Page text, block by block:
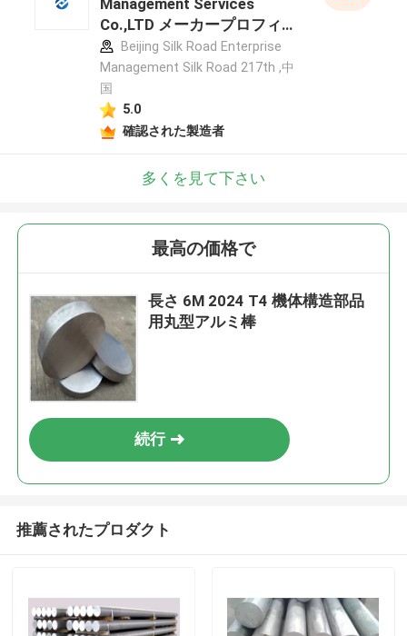
Management Services
Co.,LTD メーカープロフィー
ル
Beijing Silk Road Enterprise
Management Silk Road 217th ,中
国
5.0
確認された製造者
多くを見て下さい
最高の価格で
長さ 6M 2024 T4 機体構造部品
用丸型アルミ棒
続行
推薦されたプロダクト